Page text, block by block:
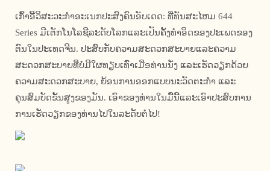
ເກົ້າອີ້ວິສະວະກໍາອະເນກປະສົງຄົນອັບເດດ: ທີ່ທັນສະໄຫມ 644
Series ມີເຕັກໂນໂລຊີລະດັບໂລກແລະເປັນຄັ້ງທໍາອິດຂອງປະເພດຂອງ
ຕົນໃນປະເທດຈີນ. ປະສົບກັບຄວາມສະດວກສະບາຍແລະຄວາມ
ສະດວກສະບາຍທີ່ບໍ່ມີໃຜທຽບເທົ່າເມື່ອທ່ານນັ່ງ ແລະເຮັດວຽກດ້ວຍ
ຄວາມສະດວກສະບາຍ, ຍ້ອນການອອກແບບນະວັດຕະກໍາ ແລະ
ຄຸນສົມບັດຂັ້ນສູງຂອງມັນ. ເອົາຂອງທ່ານໃນມື້ນີ້ແລະເອົາປະສົບການ
ການເຮັດວຽກຂອງທ່ານໄປໃນລະດັບຕໍ່ໄປ!